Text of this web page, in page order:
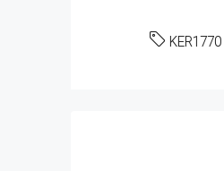
KER1770